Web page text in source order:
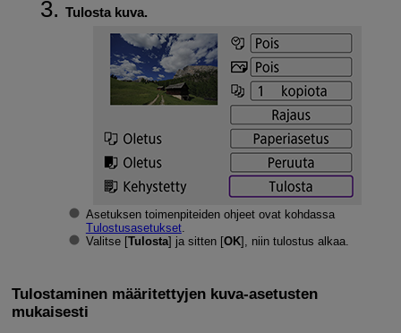
Tulosta kuva.
Asetuksen toimenpiteiden ohjeet ovat kohdassa
Tulostusasetukset.
Valitse [Tulosta] ja sitten [OK], niin tulostus alkaa.
Tulostaminen määritettyjen kuva-asetusten
mukaisesti